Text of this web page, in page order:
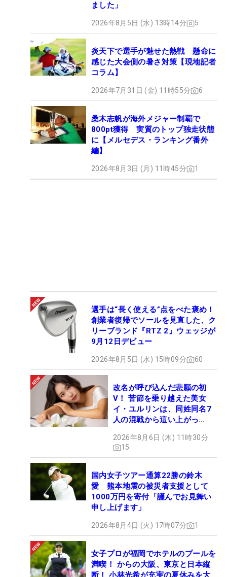
ました」
2026年8月5日 (水) 13時14分 5
炎天下で選手が魅せた熱戦 懸命に
感じた大会側の暑さ対策【現地記者
コラム】
2026年7月31日 (金) 11時55分 6
桑木志帆が海外メジャー制覇で
800pt獲得 実質のトップ独走状態
に【メルセデス・ランキング番外
編】
2026年8月3日 (月) 11時45分 1
選手は“長く使える”点をべた褒め！
創業者復帰でソールを見直した、ク
リーブランド『RTZ 2』ウェッジが
9月12日デビュー
2026年8月5日 (水) 15時09分 60
改名が呼び込んだ悲願の初
V！ 苦節を乗り越えた美女
イ・ユルリンは、同姓同名7
人の混戦から這い上がっ
2026年8月6日 (木) 11時30分
15
国内女子ツアー通算22勝の鈴木
愛 熊本地震の被災者支援として
1000万円を寄付「謹んでお見舞い
申し上げます」
2026年8月4日 (火) 17時07分 1
女子プロが福岡でホテルのプールを
満喫！ からの大阪、東京と日本縦
断！ 小林光希が充実の夏休みを大